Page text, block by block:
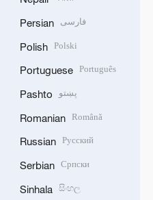
Persian فارسی
Polish Polski
Portuguese Português
Pashto پښتو
Romanian Română
Russian Русский
Serbian Српски
Sinhala සිංහල